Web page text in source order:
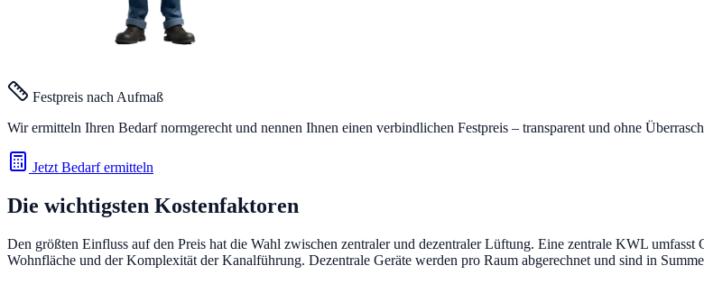
Festpreis nach Aufmaß
Wir ermitteln Ihren Bedarf normgerecht und nennen Ihnen einen verbindlichen Festpreis – transparent und ohne
Jetzt Bedarf ermitteln
Die wichtigsten Kostenfaktoren
Den größten Einfluss auf den Preis hat die Wahl zwischen zentraler und dezentraler Lüftung. Eine zentrale KWL
Wohnfläche und der Komplexität der Kanalführung. Dezentrale Geräte werden pro Raum abgerechnet und sind in